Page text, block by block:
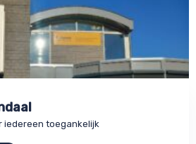
iedereen toegankelijk